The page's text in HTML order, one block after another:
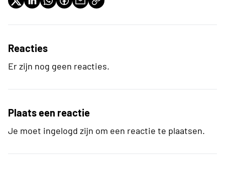
Reacties
Er zijn nog geen reacties.
Plaats een reactie
Je moet ingelogd zijn om een reactie te plaatsen.